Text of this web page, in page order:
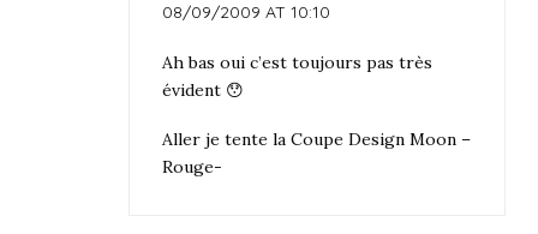
08/09/2009 AT 10:10
Ah bas oui c’est toujours pas très
évident 😯
Aller je tente la Coupe Design Moon –
Rouge-